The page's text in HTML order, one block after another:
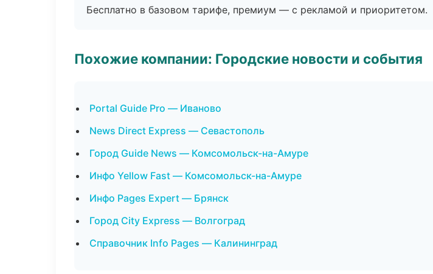
Бесплатно в базовом тарифе, премиум — с рекламой и приоритетом.
Похожие компании: Городские новости и события
Portal Guide Pro — Иваново
News Direct Express — Севастополь
Город Guide News — Комсомольск-на-Амуре
Инфо Yellow Fast — Комсомольск-на-Амуре
Инфо Pages Expert — Брянск
Город City Express — Волгоград
Справочник Info Pages — Калининград